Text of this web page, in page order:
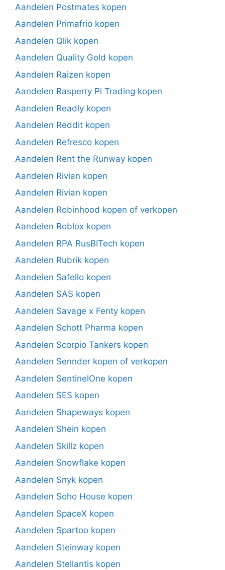
Aandelen Postmates kopen
Aandelen Primafrio kopen
Aandelen Qlik kopen
Aandelen Quality Gold kopen
Aandelen Raizen kopen
Aandelen Rasperry Pi Trading kopen
Aandelen Readly kopen
Aandelen Reddit kopen
Aandelen Refresco kopen
Aandelen Rent the Runway kopen
Aandelen Rivian kopen
Aandelen Rivian kopen
Aandelen Robinhood kopen of verkopen
Aandelen Roblox kopen
Aandelen RPA RusBITech kopen
Aandelen Rubrik kopen
Aandelen Safello kopen
Aandelen SAS kopen
Aandelen Savage x Fenty kopen
Aandelen Schott Pharma kopen
Aandelen Scorpio Tankers kopen
Aandelen Sennder kopen of verkopen
Aandelen SentinelOne kopen
Aandelen SES kopen
Aandelen Shapeways kopen
Aandelen Shein kopen
Aandelen Skillz kopen
Aandelen Snowflake kopen
Aandelen Snyk kopen
Aandelen Soho House kopen
Aandelen SpaceX kopen
Aandelen Spartoo kopen
Aandelen Steinway kopen
Aandelen Stellantis kopen